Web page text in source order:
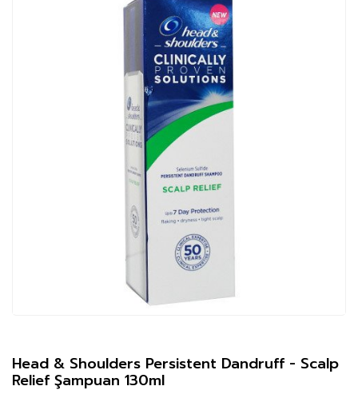
Head & Shoulders Persistent Dandruff - Scalp
Relief Şampuan 130ml